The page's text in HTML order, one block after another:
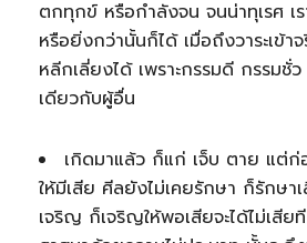
ตกทุกข์ หรือกำลังจน จนน่าทุเรศ เร
หรือยิ่งกว่านั้นก็ได้ เมื่อถึงวาระเข้า
หลีกเลี่ยงได้ เพราะกรรมดี กรรมชั่ว
เดียวกับผู้อื่น
เกิดมาแล้ว ก็แก่ เจ็บ ตาย แต่
ให้มีเสีย ศีลยังไม่เคยรักษา ก็รักษา
เจริญ ก็เจริญให้พอเสียจะได้ไม่เสี